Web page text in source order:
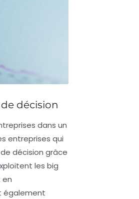
décision
dans un
entreprises qui
décision grâce
les big
en
également